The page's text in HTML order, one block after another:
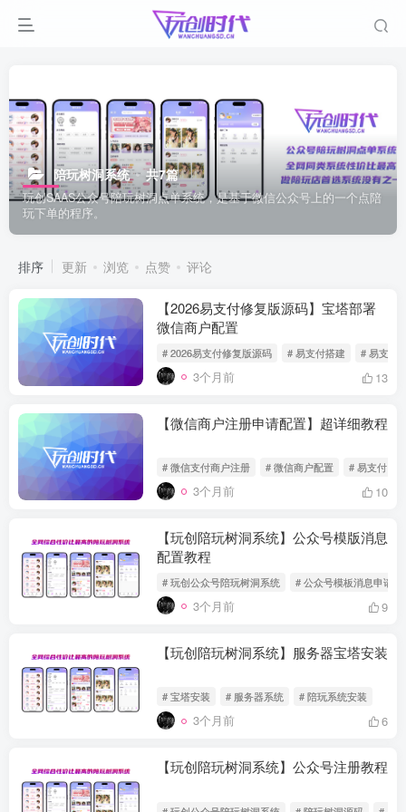
陪玩树洞系统 共7篇
玩创SAAS公众号陪玩树洞点单系统，是基于微信公众号上的一个点陪
玩下单的程序。
排序 更新 浏览 点赞 评论
【2026易支付修复版源码】宝塔部署
微信商户配置
# 2026易支付修复版源码 # 易支付搭建 # 易支付
3个月前 13
【微信商户注册申请配置】超详细教程
# 微信支付商户注册 # 微信商户配置 # 易支付
3个月前 10
【玩创陪玩树洞系统】公众号模版消息
配置教程
# 玩创公众号陪玩树洞系统 # 公众号模板消息申请
3个月前 9
【玩创陪玩树洞系统】服务器宝塔安装
# 宝塔安装 # 服务器系统 # 陪玩系统安装
3个月前 6
【玩创陪玩树洞系统】公众号注册教程